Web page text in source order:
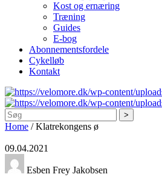
Kost og ernæring
Træning
Guides
E-bog
Abonnementsfordele
Cykelløb
Kontakt
Søg
Home /Klatrekongens ø
09.04.2021
Esben Frey Jakobsen